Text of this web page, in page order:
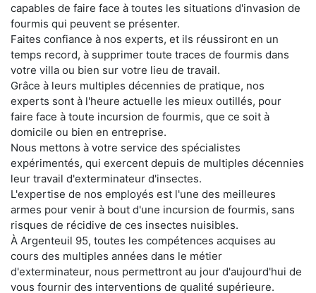
capables de faire face à toutes les situations d'invasion de
fourmis qui peuvent se présenter.
Faites confiance à nos experts, et ils réussiront en un
temps record, à supprimer toute traces de fourmis dans
votre villa ou bien sur votre lieu de travail.
Grâce à leurs multiples décennies de pratique, nos
experts sont à l'heure actuelle les mieux outillés, pour
faire face à toute incursion de fourmis, que ce soit à
domicile ou bien en entreprise.
Nous mettons à votre service des spécialistes
expérimentés, qui exercent depuis de multiples décennies
leur travail d'exterminateur d'insectes.
L'expertise de nos employés est l'une des meilleures
armes pour venir à bout d'une incursion de fourmis, sans
risques de récidive de ces insectes nuisibles.
À Argenteuil 95, toutes les compétences acquises au
cours des multiples années dans le métier
d'exterminateur, nous permettront au jour d'aujourd'hui de
vous fournir des interventions de qualité supérieure.